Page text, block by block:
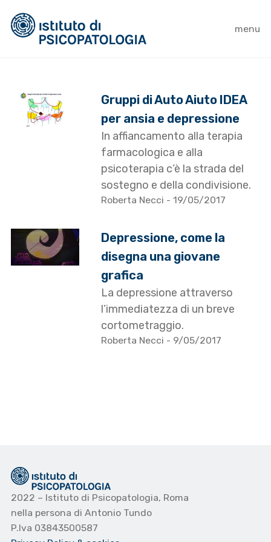
menu
Gruppi di Auto Aiuto IDEA
per ansia e depressione
In affiancamento alla terapia
farmacologica e alla
psicoterapia c’è la strada del
sostegno e della condivisione.
Roberta Necci - 19/05/2017
Depressione, come la
disegna una giovane
grafica
La depressione attraverso
l’immediatezza di un breve
cortometraggio.
Roberta Necci - 9/05/2017
2022 – Istituto di Psicopatologia, Roma
nella persona di Antonio Tundo
P.Iva 03843500587